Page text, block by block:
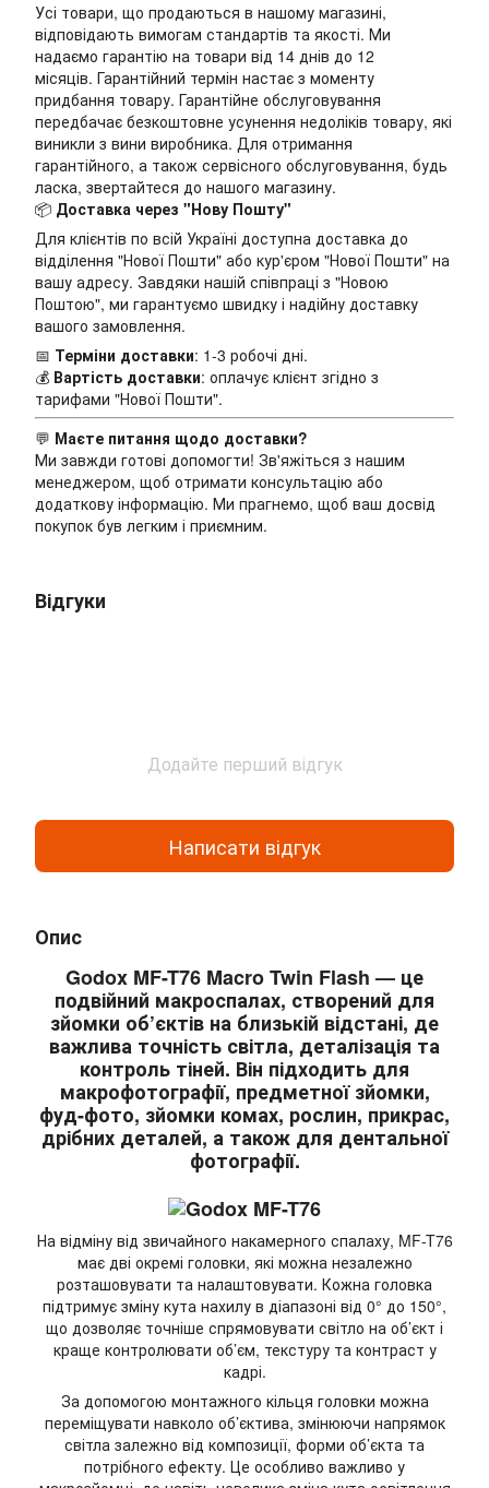
Усі товари, що продаються в нашому магазині,
відповідають вимогам стандартів та якості. Ми
надаємо гарантію на товари від 14 днів до 12
місяців. Гарантійний термін настає з моменту
придбання товару. Гарантійне обслуговування
передбачає безкоштовне усунення недоліків товару, які
виникли з вини виробника. Для отримання
гарантійного, а також сервісного обслуговування, будь
ласка, звертайтеся до нашого магазину.
📦 Доставка через "Нову Пошту"
Для клієнтів по всій Україні доступна доставка до
відділення "Нової Пошти" або кур'єром "Нової Пошти" на
вашу адресу. Завдяки нашій співпраці з "Новою
Поштою", ми гарантуємо швидку і надійну доставку
вашого замовлення.
📅 Терміни доставки: 1-3 робочі дні.
💰 Вартість доставки: оплачує клієнт згідно з
тарифами "Нової Пошти".
💬 Маєте питання щодо доставки?
Ми завжди готові допомогти! Зв'яжіться з нашим
менеджером, щоб отримати консультацію або
додаткову інформацію. Ми прагнемо, щоб ваш досвід
покупок був легким і приємним.
Відгуки
Додайте перший відгук
Написати відгук
Опис
Godox MF-T76 Macro Twin Flash — це
подвійний макроспалах, створений для
зйомки об’єктів на близькій відстані, де
важлива точність світла, деталізація та
контроль тіней. Він підходить для
макрофотографії, предметної зйомки,
фуд-фото, зйомки комах, рослин, прикрас,
дрібних деталей, а також для дентальної
фотографії.
На відміну від звичайного накамерного спалаху, MF-T76
має дві окремі головки, які можна незалежно
розташовувати та налаштовувати. Кожна головка
підтримує зміну кута нахилу в діапазоні від 0° до 150°,
що дозволяє точніше спрямовувати світло на об’єкт і
краще контролювати об’єм, текстуру та контраст у
кадрі.
За допомогою монтажного кільця головки можна
переміщувати навколо об’єктива, змінюючи напрямок
світла залежно від композиції, форми об’єкта та
потрібного ефекту. Це особливо важливо у